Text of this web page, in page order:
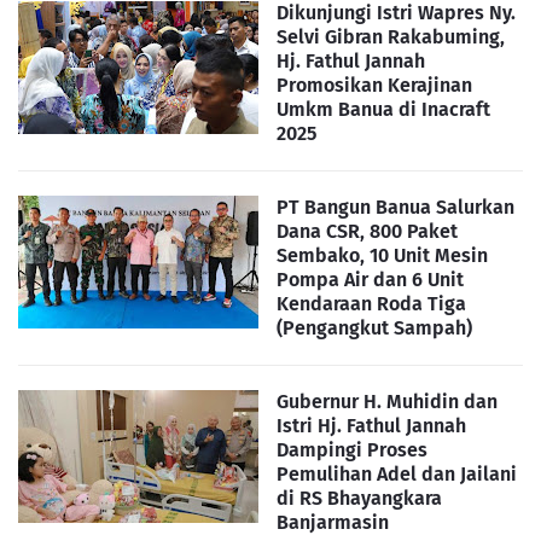
Dikunjungi Istri Wapres Ny.
Selvi Gibran Rakabuming,
Hj. Fathul Jannah
Promosikan Kerajinan
Umkm Banua di Inacraft
2025
PT Bangun Banua Salurkan
Dana CSR, 800 Paket
Sembako, 10 Unit Mesin
Pompa Air dan 6 Unit
Kendaraan Roda Tiga
(Pengangkut Sampah)
Gubernur H. Muhidin dan
Istri Hj. Fathul Jannah
Dampingi Proses
Pemulihan Adel dan Jailani
di RS Bhayangkara
Banjarmasin